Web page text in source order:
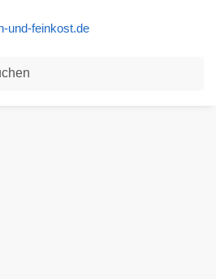
und-feinkost.de
Ortega Auslese Deutscher Weisswein Prädikatswein/Pfalz lieblich, edelsüß